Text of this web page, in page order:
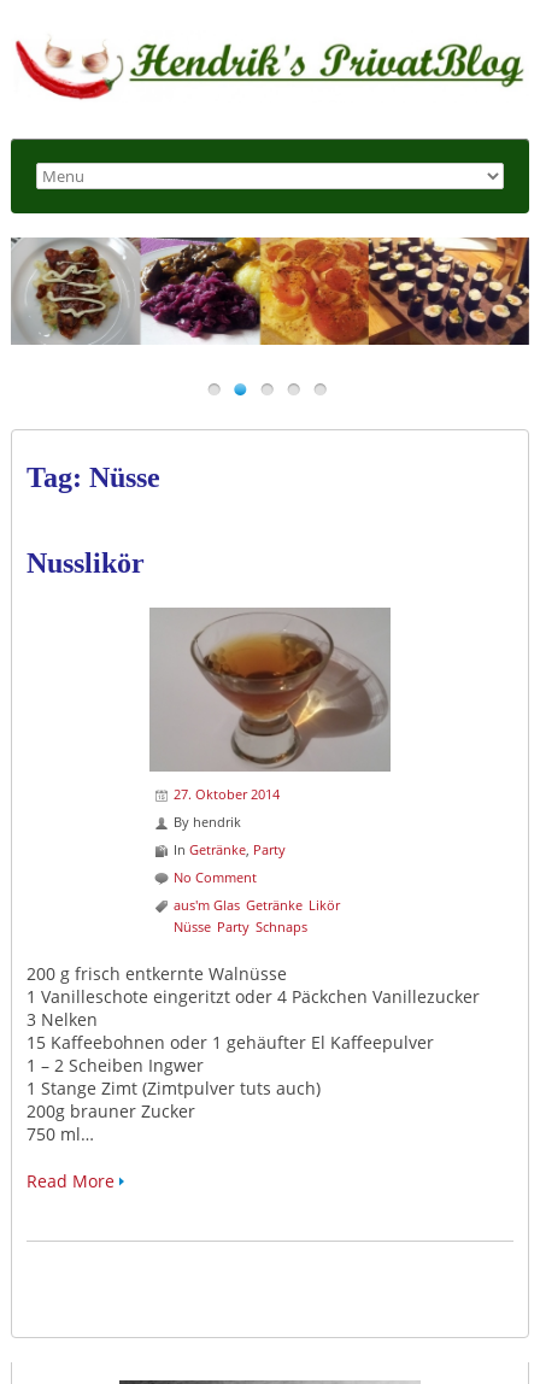
Tag: Nüsse
Nusslikör
27. Oktober 2014
By hendrik
In Getränke, Party
No Comment
aus'm Glas Getränke Likör
Nüsse Party Schnaps
200 g frisch entkernte Walnüsse
1 Vanilleschote eingeritzt oder 4 Päckchen Vanillezucker
3 Nelken
15 Kaffeebohnen oder 1 gehäufter El Kaffeepulver
1 – 2 Scheiben Ingwer
1 Stange Zimt (Zimtpulver tuts auch)
200g brauner Zucker
750 ml…
Read More